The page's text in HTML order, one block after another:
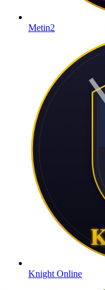
Metin2
Knight Online